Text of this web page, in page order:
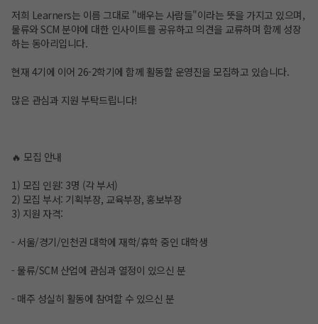
저희 Learners는 이름 그대로 "배우는 사람들"이라는 뜻을 가지고 있으며,
물류와 SCM 분야에 대한 인사이트를 공유하고 의견을 교류하며 함께 성장
하는 동아리입니다.
현재 4기에 이어 26-2학기에 함께 활동할 운영진을 모집하고 있습니다.
많은 관심과 지원 부탁드립니다!
🔥 모집 안내
1) 모집 인원: 3명 (각 부서)
2) 모집 부서: 기획부장, 교육부장, 홍보부장
3) 지원 자격:
- 서울/경기/인천권 대학에 재학/휴학 중인 대학생
- 물류/SCM 산업에 관심과 열정이 있으신 분
- 매주 성실히 활동에 참여할 수 있으신 분